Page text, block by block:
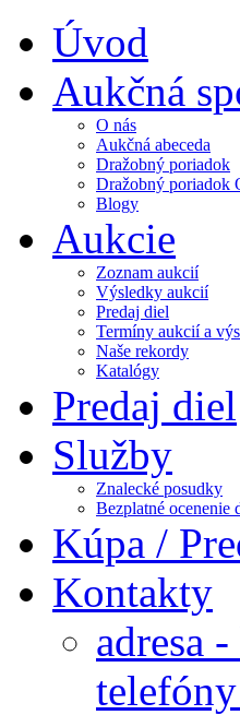
Úvod
Aukčná
O nás
Aukčná abeceda
Dražobný poriadok
Dražobný poriadok
Blogy
Aukcie
Zoznam aukcií
Výsledky aukcií
Predaj diel
Termíny aukcií a
Naše rekordy
Katalógy
Predaj diel
Služby
Znalecké posudky
Bezplatné ocenenie
Kúpa /
Kontakty
adresa